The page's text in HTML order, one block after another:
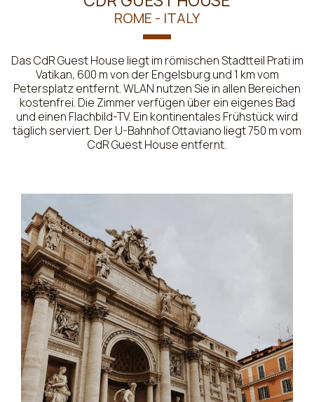
ROME - ITALY
Das CdR Guest House liegt im römischen Stadtteil Prati im
Vatikan, 600 m von der Engelsburg und 1 km vom
Petersplatz entfernt. WLAN nutzen Sie in allen Bereichen
kostenfrei. Die Zimmer verfügen über ein eigenes Bad
und einen Flachbild-TV. Ein kontinentales Frühstück wird
täglich serviert. Der U-Bahnhof Ottaviano liegt 750 m vom
CdR Guest House entfernt.